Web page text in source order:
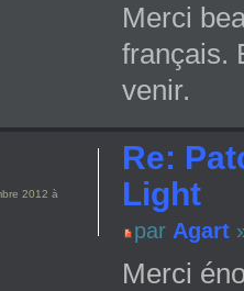
Merci
français.
venir.
Re:
Light
par Agart
Merci
2012 à